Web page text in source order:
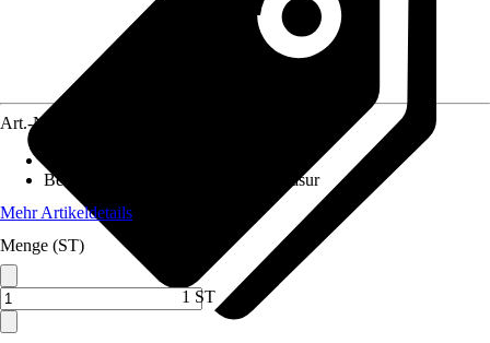
Art.-Nr.
Beschichtung
KeraTect® Spezialglasur
Mehr Artikeldetails
Menge (ST)
1 ST